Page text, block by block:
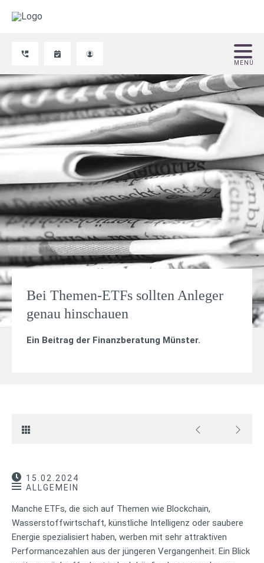
Bei Themen-ETFs sollten Anleger
genau hinschauen
Ein Beitrag der Finanzberatung Münster.
15.02.2024
ALLGEMEIN
Manche ETFs, die sich auf Themen wie Blockchain,
Wasserstoffwirtschaft, künstliche Intelligenz oder saubere
Energie spezialisiert haben, werben mit sehr attraktiven
Performancezahlen aus der jüngeren Vergangenheit. Ein Blick